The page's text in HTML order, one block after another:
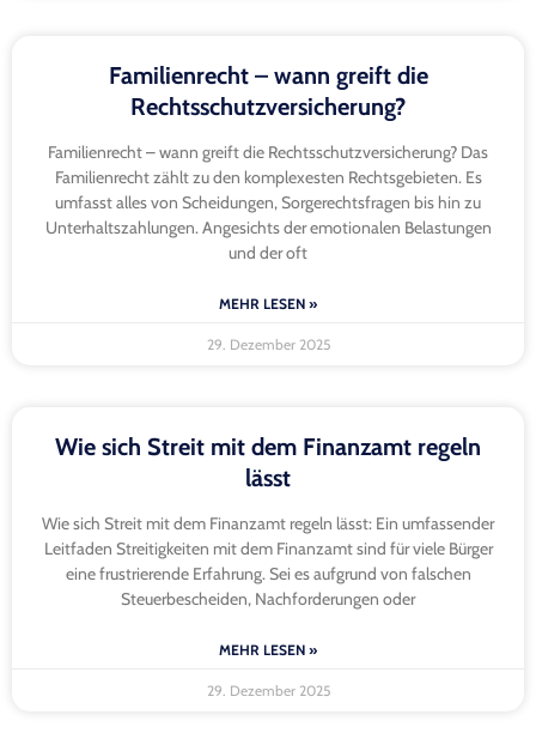
Familienrecht – wann greift die
Rechtsschutzversicherung?
Familienrecht – wann greift die Rechtsschutzversicherung? Das
Familienrecht zählt zu den komplexesten Rechtsgebieten. Es
umfasst alles von Scheidungen, Sorgerechtsfragen bis hin zu
Unterhaltszahlungen. Angesichts der emotionalen Belastungen
und der oft
MEHR LESEN »
29. Dezember 2025
Wie sich Streit mit dem Finanzamt regeln
lässt
Wie sich Streit mit dem Finanzamt regeln lässt: Ein umfassender
Leitfaden Streitigkeiten mit dem Finanzamt sind für viele Bürger
eine frustrierende Erfahrung. Sei es aufgrund von falschen
Steuerbescheiden, Nachforderungen oder
MEHR LESEN »
29. Dezember 2025